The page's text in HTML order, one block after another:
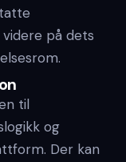
på dets
til
og
Der kan